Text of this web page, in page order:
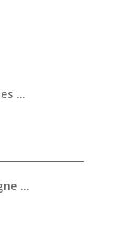
…
…